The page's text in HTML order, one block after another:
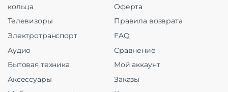
кольца
Телевизоры
Электротранспорт
Аудио
Бытовая техника
Аксессуары
Оферта
Правила возврата
FAQ
Сравнение
Мой аккаунт
Заказы